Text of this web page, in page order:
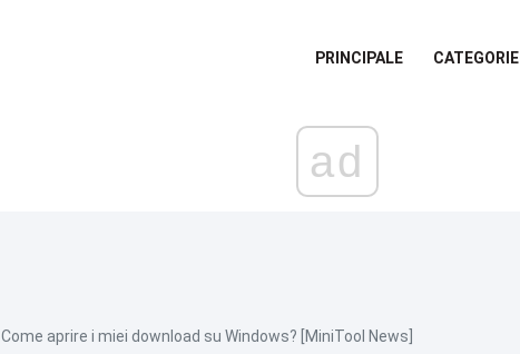
PRINCIPALE CATEGORIE
ad
Come aprire i miei download su Windows? [MiniTool News]